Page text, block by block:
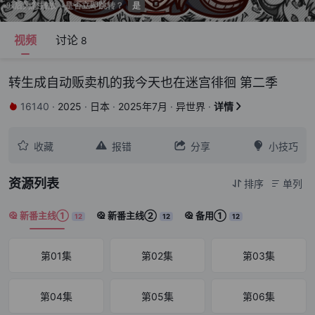
视频 讨论 8
转生成自动贩卖机的我今天也在迷宫徘徊 第二季
 16140 · 2025 · 日本 · 2025年7月 · 异世界 · 详情 
 收藏  报错  分享  小技巧
资源列表  排序  单列
 新番主线① 12  新番主线② 12  备用① 12
第01集 第02集 第03集
第04集 第05集 第06集